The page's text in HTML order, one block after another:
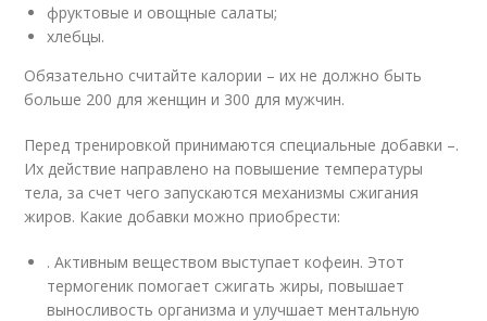
фруктовые и овощные салаты;
хлебцы.
Обязательно считайте калории – их не должно быть
больше 200 для женщин и 300 для мужчин.
Перед тренировкой принимаются специальные добавки –.
Их действие направлено на повышение температуры
тела, за счет чего запускаются механизмы сжигания
жиров. Какие добавки можно приобрести:
. Активным веществом выступает кофеин. Этот
термогеник помогает сжигать жиры, повышает
выносливость организма и улучшает ментальную